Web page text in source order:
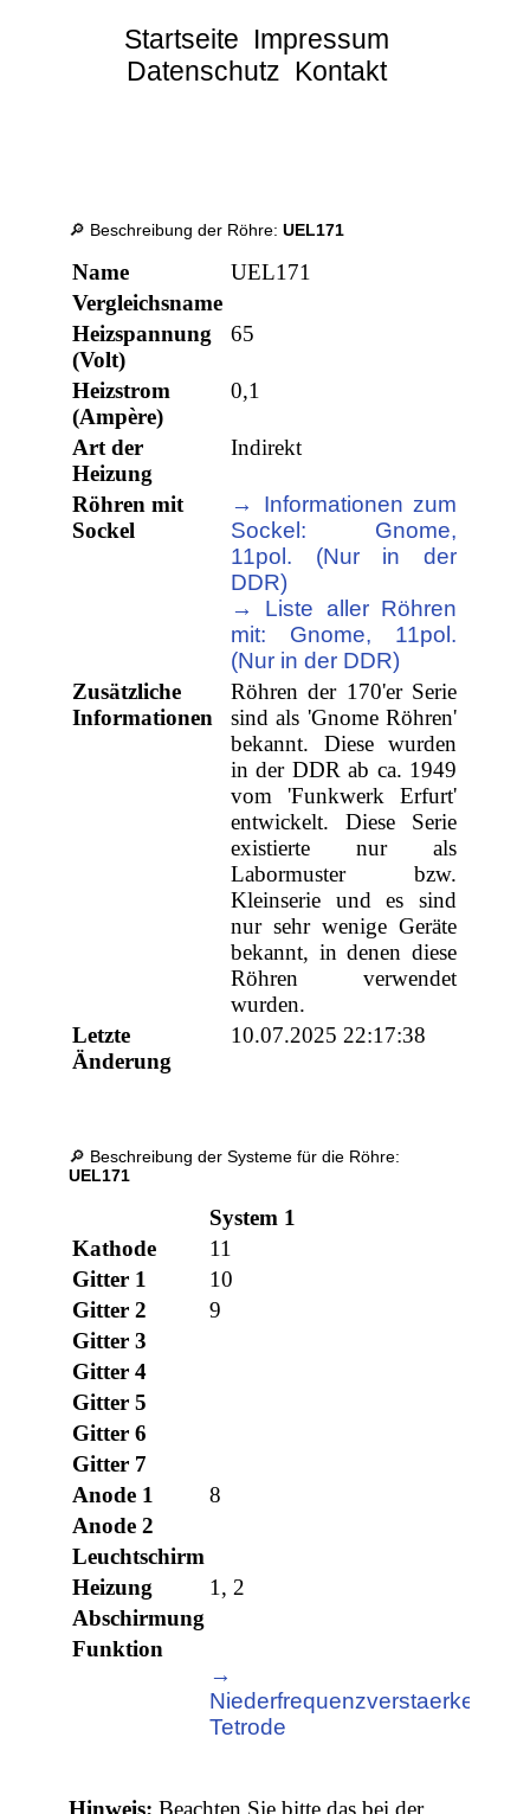
Startseite Impressum
Datenschutz Kontakt
🔎 Beschreibung der Röhre:UEL171
Name
UEL171
Vergleichsname
Heizspannung
(Volt)
65
Heizstrom
(Ampère)
0,1
Art der
Heizung
Indirekt
Röhren mit
Sockel
→ Informationen zum
Sockel: Gnome,
11pol. (Nur in der
DDR)
→ Liste aller Röhren
mit: Gnome, 11pol.
(Nur in der DDR)
Zusätzliche
Informationen
Röhren der 170'er Serie
sind als 'Gnome Röhren'
bekannt. Diese wurden
in der DDR ab ca. 1949
vom 'Funkwerk Erfurt'
entwickelt. Diese Serie
existierte nur als
Labormuster bzw.
Kleinserie und es sind
nur sehr wenige Geräte
bekannt, in denen diese
Röhren verwendet
wurden.
Letzte
Änderung
10.07.2025 22:17:38
🔎 Beschreibung der Systeme für die Röhre:
UEL171
System 1
Kathode
11
Gitter 1
10
Gitter 2
9
Gitter 3
Gitter 4
Gitter 5
Gitter 6
Gitter 7
Anode 1
8
Anode 2
Leuchtschirm
Heizung
1, 2
Abschirmung
Funktion
→
Niederfrequenzverstaerker,
Tetrode
Hinweis: Beachten Sie bitte das bei der